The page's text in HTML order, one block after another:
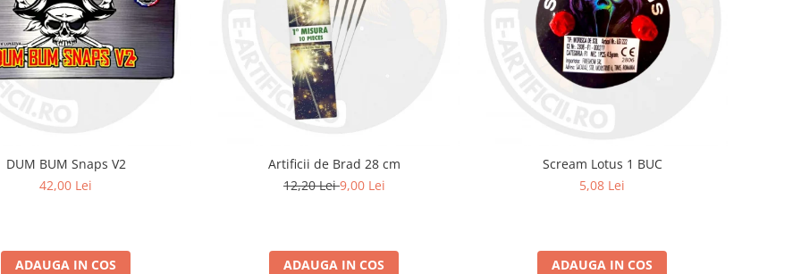
DUM BUM Snaps V2
42,00 Lei
ADAUGA IN COS
Artificii de Brad 28 cm
12,20 Lei9,00 Lei
ADAUGA IN COS
Scream Lotus 1 BUC
5,08 Lei
ADAUGA IN COS